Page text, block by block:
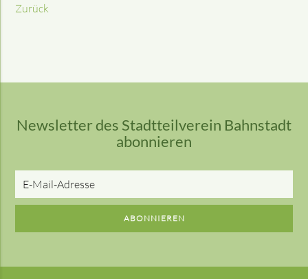
Zurück
Newsletter des Stadtteilverein Bahnstadt
abonnieren
Adresse
ABONNIEREN